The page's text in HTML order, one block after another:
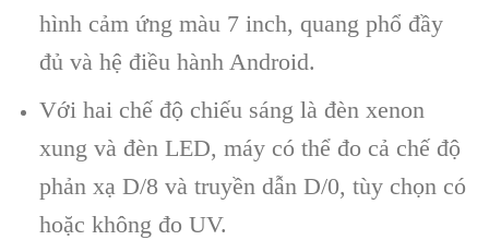
hình cảm ứng màu 7 inch, quang phổ đầy
đủ và hệ điều hành Android.
Với hai chế độ chiếu sáng là đèn xenon
xung và đèn LED, máy có thể đo cả chế độ
phản xạ D/8 và truyền dẫn D/0, tùy chọn có
hoặc không đo UV.